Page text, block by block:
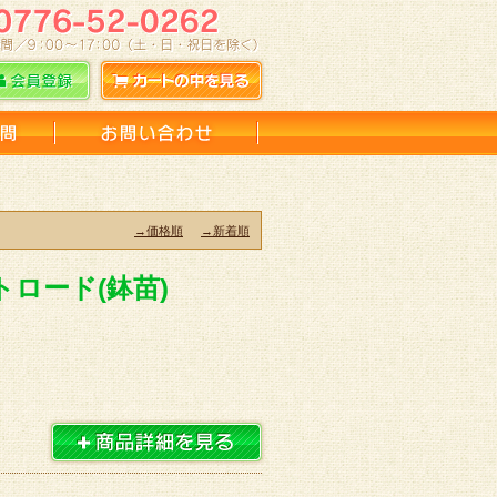
→新着順
→価格順
ロード(鉢苗)